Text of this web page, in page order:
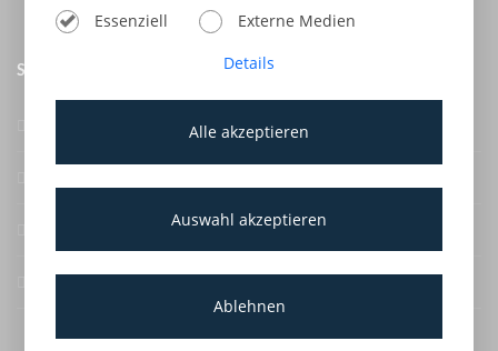
SERVICE
Kontakt und Geschäftszeiten
Impressum
Essenziell
Externe Medien
Details
Alle akzeptieren
Auswahl akzeptieren
Ablehnen